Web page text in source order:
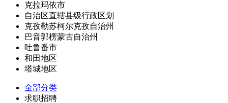
克拉玛依市
自治区直辖县级行政区划
克孜勒苏柯尔克孜自治州
巴音郭楞蒙古自治州
吐鲁番市
和田地区
塔城地区
全部分类
求职招聘